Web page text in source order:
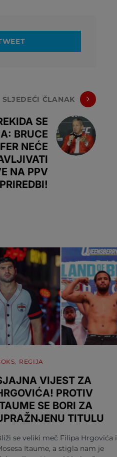
SLJEDEĆI ČLANAK
SE
BRUCE
NEĆE
NA PPV
PRIREDBI!
REGIJA
VIJEST ZA
PROTIV
SE BORI ZA
TITULU
se veliki meč Filipa Hrgovića i
Itaume, a stigla nam je